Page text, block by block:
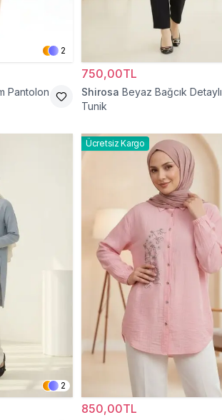
2
Pantolon
750,00TL
Shirosa Beyaz Bağcık Detaylı
Tunik
2
Ücretsiz Kargo
850,00TL